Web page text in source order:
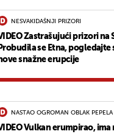
NESVAKIDAŠNJI PRIZORI
Zastrašujući prizori na
Probudila se Etna, pogledajte
snažne erupcije
NASTAO OGROMAN OBLAK PEPELA
Vulkan erumpirao,